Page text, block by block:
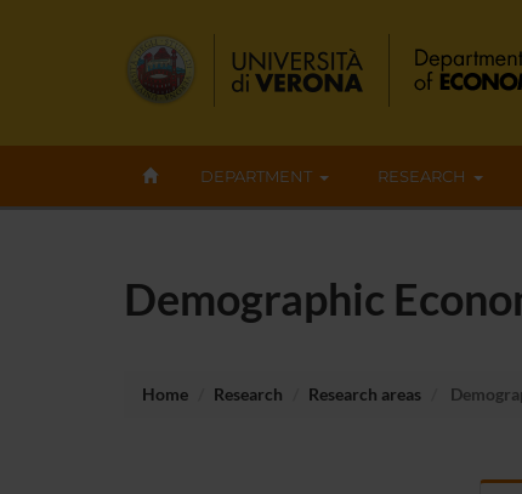
DEPARTMENT RESEARCH
Demographic
Home Research Research areas